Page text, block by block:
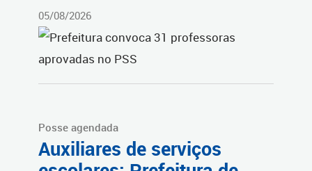
05/08/2026
Posse agendada
Auxiliares de serviços